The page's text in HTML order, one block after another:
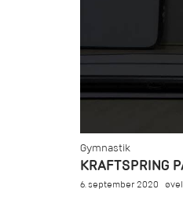
Gymnastik
KRAFTSPRING
6. september 2020